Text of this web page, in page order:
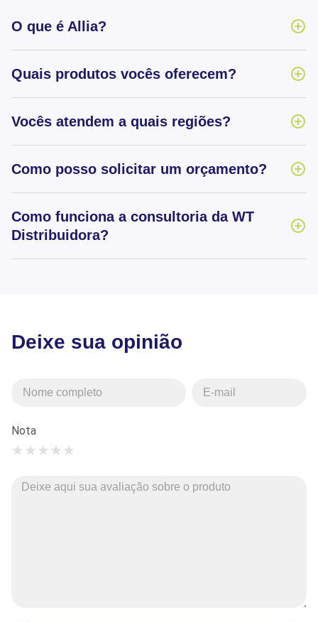
O que é Allia?
Quais produtos vocês oferecem?
Vocês atendem a quais regiões?
Como posso solicitar um orçamento?
Como funciona a consultoria da WT
Distribuidora?
Deixe sua opinião
Nota
★
★
★
★
★